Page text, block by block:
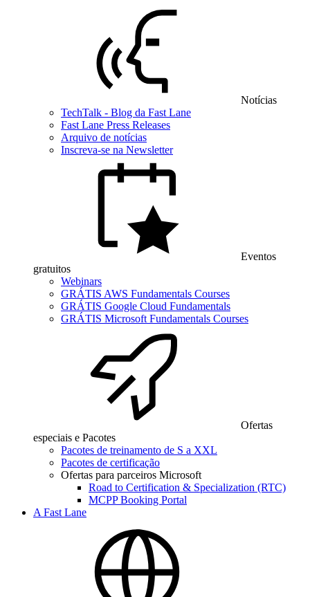
Notícias
TechTalk - Blog da Fast Lane
Fast Lane Press Releases
Arquivo de notícias
Inscreva-se na Newsletter
Eventos
gratuitos
Webinars
GRÁTIS AWS Fundamentals Courses
GRÁTIS Google Cloud Fundamentals
GRÁTIS Microsoft Fundamentals Courses
Ofertas
especiais e Pacotes
Pacotes de treinamento de S a XXL
Pacotes de certificação
Ofertas para parceiros Microsoft
Road to Certification & Specialization (RTC)
MCPP Booking Portal
A Fast Lane